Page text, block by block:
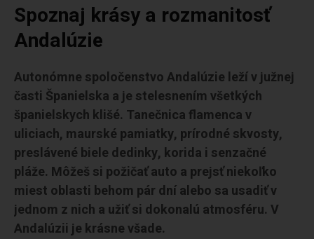
Spoznaj krásy a rozmanitosť
Andalúzie
Autonómne spoločenstvo Andalúzie leží v južnej
časti Španielska a je stelesnením všetkých
španielskych klišé. Tanečnica flamenca v
uliciach, maurské pamiatky, prírodné skvosty,
preslávené biele dedinky, korida i senzačné
pláže. Môžeš si požičať auto a prejsť niekoľko
miest oblasti behom pár dní alebo sa usadiť v
jednom z nich a užiť si dokonalú atmosféru. V
Andalúzii je krásne všade.